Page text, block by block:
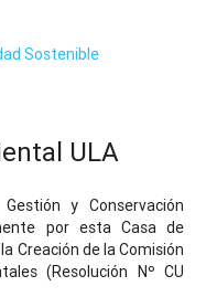
Sostenible
ULA
y Conservación
por esta Casa de
Creación de la Comisión
(Resolución Nº CU